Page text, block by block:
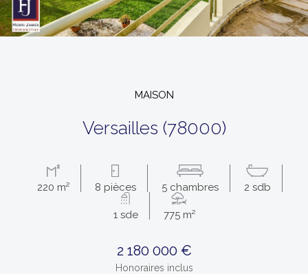
MAISON
versailles (78000)
220 m² 8 pièces 5 chambres 2 sdb
1 sde 775 m²
2 180 000 €
Honoraires inclus